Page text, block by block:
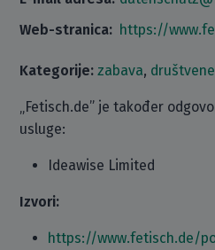
Web-stranica: https://
Kategorije: zabava,
„Fetisch.de” je također
usluge:
Ideawise Limited
Izvori:
https://www.fetisch.de/